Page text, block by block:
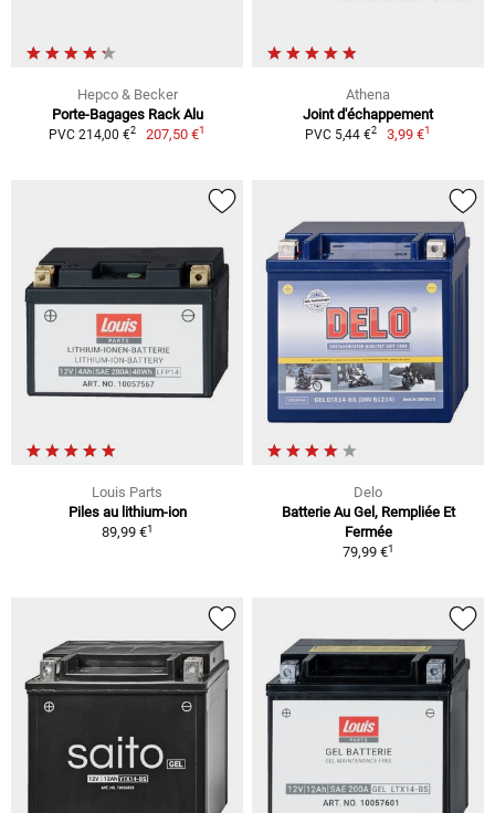
Hepco & Becker
Porte-Bagages Rack Alu
PVC 214,00 €2 207,50 €1
Athena
Joint d'échappement
PVC 5,44 €2 3,99 €1
Louis Parts
Piles au lithium-ion
89,99 €1
Delo
Batterie Au Gel, Rempliée Et
Fermée
79,99 €1